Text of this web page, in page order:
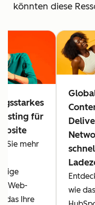
könnten diese
für
Sie mehr
Web-
das Ihre
wie das